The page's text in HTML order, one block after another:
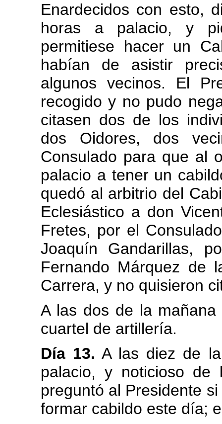
Enardecidos con esto,
horas a palacio, y
permitiese hacer un
habían de asistir
algunos vecinos. El
recogido y no pudo
citasen dos de los
dos Oidores, dos
Consulado para que al
palacio a tener un
quedó al arbitrio del
Eclesiástico a don
Fretes, por el
Joaquín Gandarillas,
Fernando Márquez de
Carrera, y no quisieron
A las dos de la
cuartel de artillería.
Día 13. A las diez de
palacio, y noticioso de
preguntó al Presidente
formar cabildo este día;